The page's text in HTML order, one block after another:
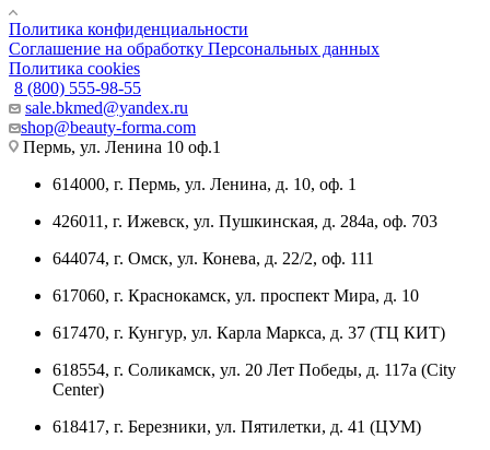
Политика конфиденциальности
Соглашение на обработку Персональных данных
Политика cookies
8 (800) 555-98-55
sale.bkmed@yandex.ru
shop@beauty-forma.com
Пермь, ул. Ленина 10 оф.1
614000, г. Пермь, ул. Ленина, д. 10, оф. 1
426011, г. Ижевск, ул. Пушкинская, д. 284а, оф. 703
644074, г. Омск, ул. Конева, д. 22/2, оф. 111
617060, г. Краснокамск, ул. проспект Мира, д. 10
617470, г. Кунгур, ул. Карла Маркса, д. 37 (ТЦ КИТ)
618554, г. Соликамск, ул. 20 Лет Победы, д. 117а (City
Center)
618417, г. Березники, ул. Пятилетки, д. 41 (ЦУМ)